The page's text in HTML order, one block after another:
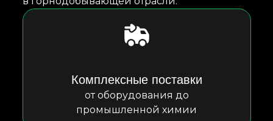
Комплексные поставки
от оборудования до
промышленной химии